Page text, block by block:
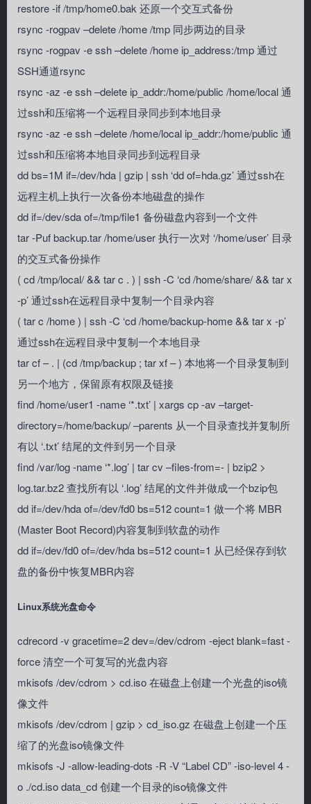
restore -if /tmp/home0.bak 还原一个交互式备份
rsync -rogpav –delete /home /tmp 同步两边的目录
rsync -rogpav -e ssh –delete /home ip_address:/tmp 通过
SSH通道rsync
rsync -az -e ssh –delete ip_addr:/home/public /home/local 通
过ssh和压缩将一个远程目录同步到本地目录
rsync -az -e ssh –delete /home/local ip_addr:/home/public 通
过ssh和压缩将本地目录同步到远程目录
dd bs=1M if=/dev/hda | gzip | ssh ‘dd of=hda.gz’ 通过ssh在
远程主机上执行一次备份本地磁盘的操作
dd if=/dev/sda of=/tmp/file1 备份磁盘内容到一个文件
tar -Puf backup.tar /home/user 执行一次对 ‘/home/user’ 目录
的交互式备份操作
( cd /tmp/local/ && tar c . ) | ssh -C ‘cd /home/share/ && tar x
-p’ 通过ssh在远程目录中复制一个目录内容
( tar c /home ) | ssh -C ‘cd /home/backup-home && tar x -p’
通过ssh在远程目录中复制一个本地目录
tar cf – . | (cd /tmp/backup ; tar xf – ) 本地将一个目录复制到
另一个地方，保留原有权限及链接
find /home/user1 -name ‘*.txt’ | xargs cp -av –target-
directory=/home/backup/ –parents 从一个目录查找并复制所
有以 ‘.txt’ 结尾的文件到另一个目录
find /var/log -name ‘*.log’ | tar cv –files-from=- | bzip2 >
log.tar.bz2 查找所有以 ‘.log’ 结尾的文件并做成一个bzip包
dd if=/dev/hda of=/dev/fd0 bs=512 count=1 做一个将 MBR
(Master Boot Record)内容复制到软盘的动作
dd if=/dev/fd0 of=/dev/hda bs=512 count=1 从已经保存到软
盘的备份中恢复MBR内容
Linux系统光盘命令
cdrecord -v gracetime=2 dev=/dev/cdrom -eject blank=fast -
force 清空一个可复写的光盘内容
mkisofs /dev/cdrom > cd.iso 在磁盘上创建一个光盘的iso镜
像文件
mkisofs /dev/cdrom | gzip > cd_iso.gz 在磁盘上创建一个压
缩了的光盘iso镜像文件
mkisofs -J -allow-leading-dots -R -V “Label CD” -iso-level 4 -
o ./cd.iso data_cd 创建一个目录的iso镜像文件